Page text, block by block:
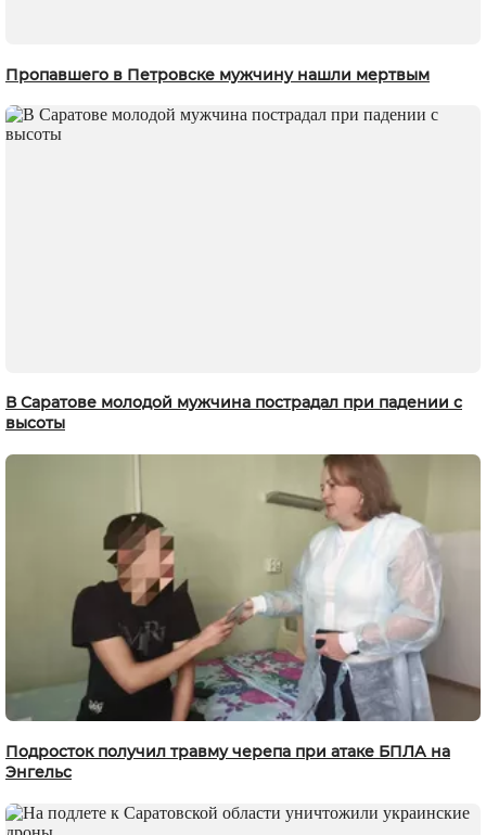
Пропавшего в Петровске мужчину нашли мертвым
В Саратове молодой мужчина пострадал при падении с
высоты
Подросток получил травму черепа при атаке БПЛА на
Энгельс